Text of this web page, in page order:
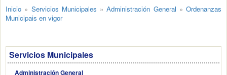
Inicio » Servicios Municipales »Administración General » Ordenanzas
Municipais en vigor
Servicios Municipales
Administración General